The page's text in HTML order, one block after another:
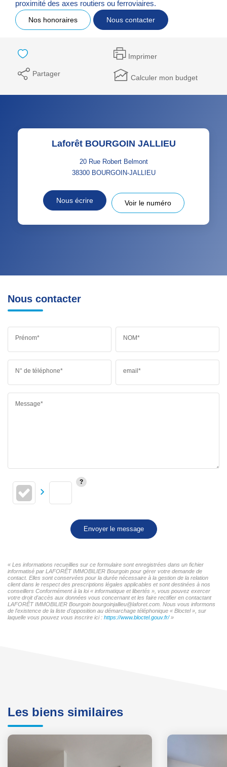
proximité des axes routiers ou ferroviaires.
Nos honoraires Nous contacter
Imprimer
Partager Calculer mon budget
Laforêt BOURGOIN JALLIEU
20 Rue Robert Belmont
38300 BOURGOIN-JALLIEU
Nous écrire Voir le numéro
Nous contacter
Prénom* NOM*
N° de téléphone* email*
Message*
Envoyer le message
« Les informations recueillies sur ce formulaire sont enregistrées dans un fichier
informatisé par LAFORÊT IMMOBILIER Bourgoin pour gérer votre demande de
contact. Elles sont conservées pour la durée nécessaire à la gestion de la relation
client dans le respect des prescriptions légales applicables et sont destinées à nos
conseillers Conformément à la loi « informatique et libertés », vous pouvez exercer
votre droit d'accès aux données vous concernant et les faire rectifier en contactant
LAFORÊT IMMOBILIER Bourgoin bourgoinjallieu@laforet.com. Nous vous informons
de l'existence de la liste d'opposition au démarchage téléphonique « Bloctel », sur
laquelle vous pouvez vous inscrire ici : https://www.bloctel.gouv.fr/»
Les biens similaires